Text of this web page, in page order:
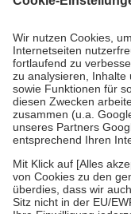
höchstens zehn Euro.
Kosten der Leistung zu
Diese Regeln gelten
Bei Heilmitteln und
Zuzahlung zehn
Verordnung.
Um das Engagement
stärken und die
fallenkeine
• Kindern und
mit Ausnahme der